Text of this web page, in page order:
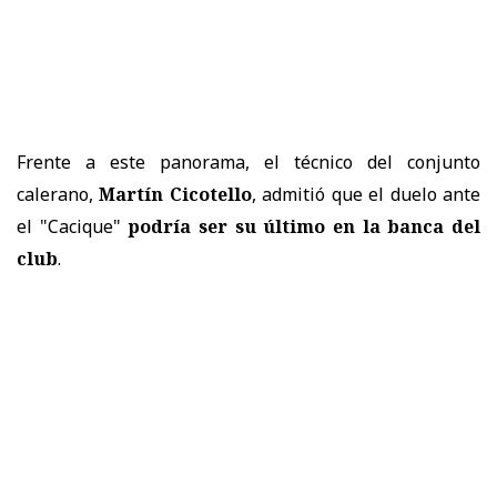
Frente a este panorama, el técnico del conjunto
calerano,Martín Cicotello, admitió que el duelo ante
el "Cacique" podría ser su último en la banca del
club.